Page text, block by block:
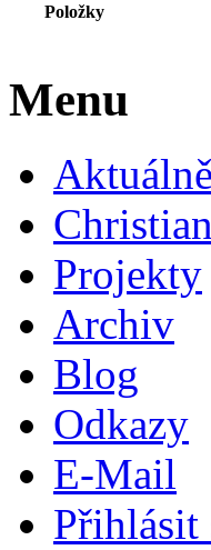
Položky
Menu
Aktuálně
Projekty
Archiv
Blog
Odkazy
E-Mail
Přihlásit